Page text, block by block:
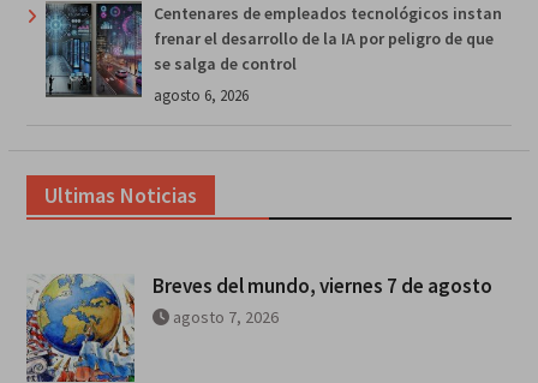
Centenares de empleados tecnológicos instan
frenar el desarrollo de la IA por peligro de que
se salga de control
agosto 6, 2026
Ultimas Noticias
Breves del mundo, viernes 7 de agosto
agosto 7, 2026